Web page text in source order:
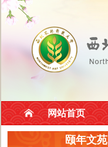
网站首页
颐年文苑